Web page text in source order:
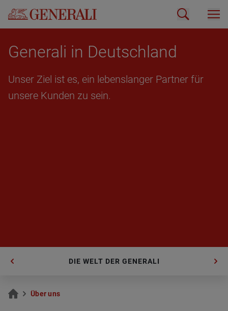
Ge­ne­ra­li in Deutsch­land
Unser Ziel ist es, ein le­bens­lan­ger Part­ner für
un­se­re Kun­den zu sein.
DIE WELT DER GENERALI
Über uns